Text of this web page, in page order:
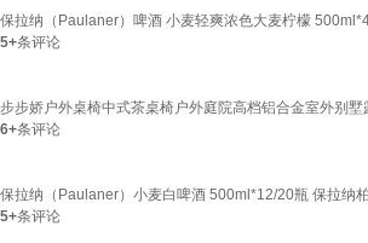
保拉纳（Paulaner）啤酒 小麦轻爽浓色大麦柠檬
5+条评论
步步娇户外桌椅中式茶桌椅户外庭院高档铝合金室外别
6+条评论
保拉纳（Paulaner）小麦白啤酒 500ml*12/20瓶 保拉纳
5+条评论